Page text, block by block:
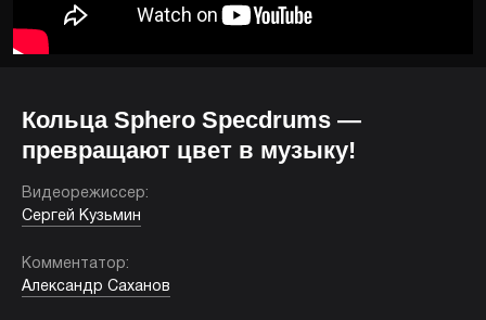
Кольца Sphero Specdrums —
превращают цвет в музыку!
Видеорежиссер:
Сергей Кузьмин
Комментатор:
Александр Саханов